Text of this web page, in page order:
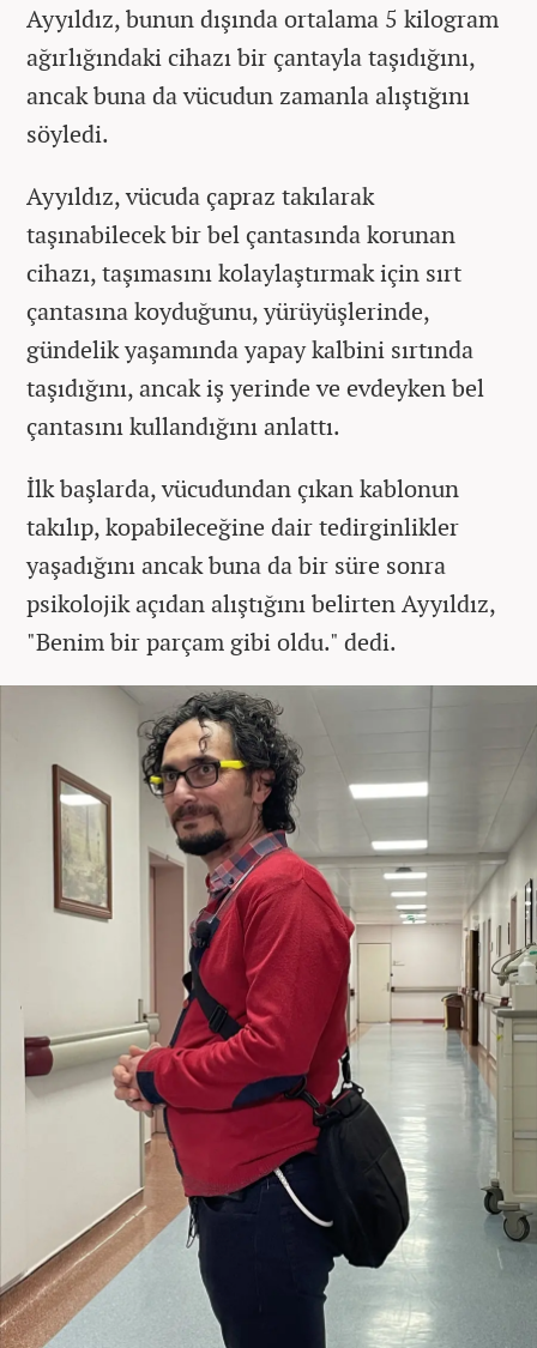
Ayyıldız, bunun dışında ortalama 5 kilogram
ağırlığındaki cihazı bir çantayla taşıdığını,
ancak buna da vücudun zamanla alıştığını
söyledi.
Ayyıldız, vücuda çapraz takılarak
taşınabilecek bir bel çantasında korunan
cihazı, taşımasını kolaylaştırmak için sırt
çantasına koyduğunu, yürüyüşlerinde,
gündelik yaşamında yapay kalbini sırtında
taşıdığını, ancak iş yerinde ve evdeyken bel
çantasını kullandığını anlattı.
İlk başlarda, vücudundan çıkan kablonun
takılıp, kopabileceğine dair tedirginlikler
yaşadığını ancak buna da bir süre sonra
psikolojik açıdan alıştığını belirten Ayyıldız,
"Benim bir parçam gibi oldu." dedi.